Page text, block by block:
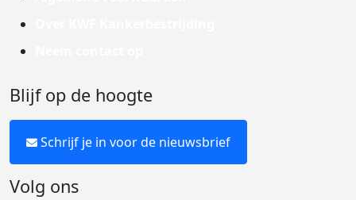
Blijf op de hoogte
Schrijf je in voor de nieuwsbrief
Volg ons